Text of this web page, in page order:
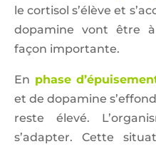
le cortisol s’élève et
dopamine vont être
façon importante.
En phase
et de dopamine
reste élevé.
s’adapter. Cette